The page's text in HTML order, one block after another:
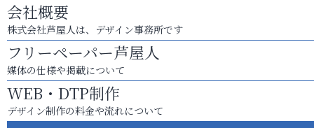
会社概要
株式会社芦屋人は、デザイン事務所です
フリーペーパー芦屋人
媒体の仕様や掲載について
WEB・DTP制作
デザイン制作の料金や流れについて